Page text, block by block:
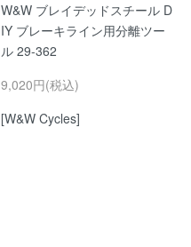
W&W ブレイデッドスチール D
IY ブレーキライン用分離ツー
ル 29-362
9,020円(税込)
[W&W Cycles]